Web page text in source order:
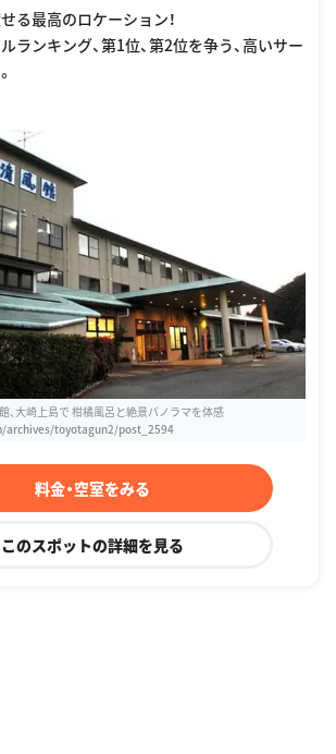
る最高のロケーション！
ランキング、第1位、第2位を争う、高いサー
、大崎上島で 柑橘風呂と絶景パノラマを体感
archives/toyotagun2/post_2594
料金・空室をみる
このスポットの詳細を見る